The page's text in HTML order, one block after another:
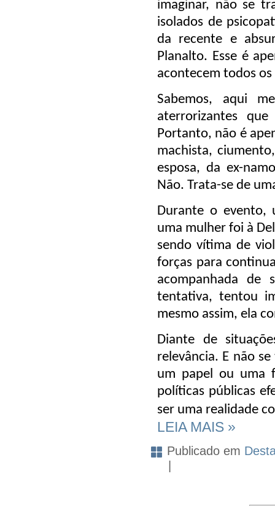
imaginar, não se
isolados de
da recente e
Planalto. Esse é
acontecem todos os
Sabemos, aqui
aterrorizantes
Portanto, não é
machista,
esposa, da ex-
Não. Trata-se de
Durante o evento,
uma mulher foi à
sendo vítima de
forças para
acompanhada de
tentativa, tentou
mesmo assim, ela
Diante de
relevância. E não
um papel ou uma
políticas públicas
ser uma realidade
LEIA MAIS »
Publicado em